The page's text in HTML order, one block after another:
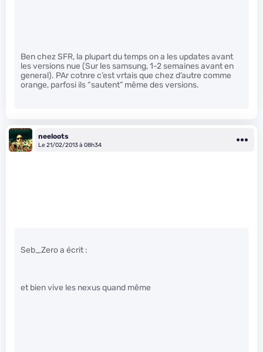
Ben chez SFR, la plupart du temps on a les updates avant
les versions nue (Sur les samsung, 1-2 semaines avant en
general). PAr cotnre c’est vrtais que chez d’autre comme
orange, parfosi ils “sautent” même des versions.
neeloots
Le 21/02/2013 à 08h34
Seb_Zero a écrit :
et bien vive les nexus quand même